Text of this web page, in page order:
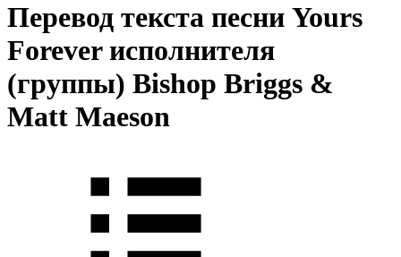
Перевод текста песни Yours
Forever исполнителя
(группы) Bishop Briggs &
Matt Maeson